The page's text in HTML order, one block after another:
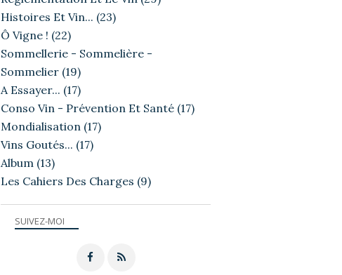
SUIVEZ-MOI
Histoires Et Vin... (23)
Ô Vigne ! (22)
Sommellerie - Sommelière -
Sommelier (19)
A Essayer... (17)
Conso Vin - Prévention Et Santé (17)
Mondialisation (17)
Vins Goutés... (17)
Album (13)
Les Cahiers Des Charges (9)